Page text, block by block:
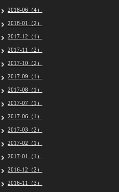
2018-06（4）
2018-01（2）
2017-12（1）
2017-11（2）
2017-10（2）
2017-09（1）
2017-08（1）
2017-07（1）
2017-06（1）
2017-03（2）
2017-02（1）
2017-01（1）
2016-12（2）
2016-11（3）